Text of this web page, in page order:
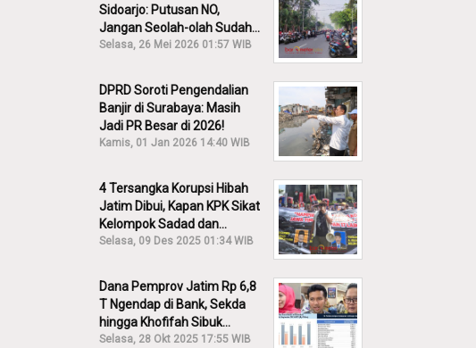
Sidoarjo: Putusan NO,
Jangan Seolah-olah Sudah
Menang!
Selasa, 26 Mei 2026 01:57 WIB
DPRD Soroti Pengendalian
Banjir di Surabaya: Masih
Jadi PR Besar di 2026!
Kamis, 01 Jan 2026 14:40 WIB
4 Tersangka Korupsi Hibah
Jatim Dibui, Kapan KPK Sikat
Kelompok Sadad dan
Iskandar?
Selasa, 09 Des 2025 01:34 WIB
Dana Pemprov Jatim Rp 6,8
T Ngendap di Bank, Sekda
hingga Khofifah Sibuk
Membantah!
Selasa, 28 Okt 2025 17:55 WIB